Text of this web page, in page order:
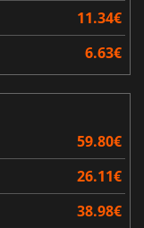
11.34€
6.63€
59.80€
26.11€
38.98€